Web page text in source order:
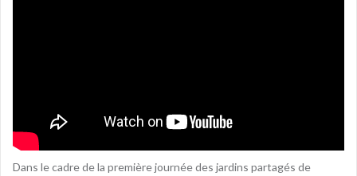
Dans le cadre de la première journée des jardins partagés de